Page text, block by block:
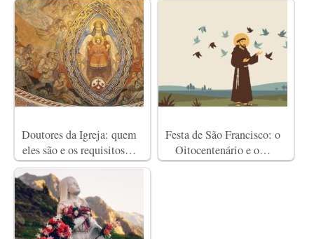
Doutores da Igreja: quem
eles são e os requisitos…
Festa de São Francisco: o
Oitocentenário e o…